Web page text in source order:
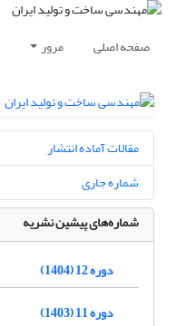
صفحه اصلی مرور
مقالات آماده انتشار
شماره جاری
شماره‌های پیشین نشریه
دوره 12 (1404)
دوره 11 (1403)